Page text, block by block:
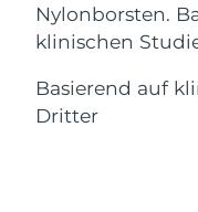
Nylonborsten.
klinischen
Basierend auf
Dritter
ÜBER
Island
Indonesien